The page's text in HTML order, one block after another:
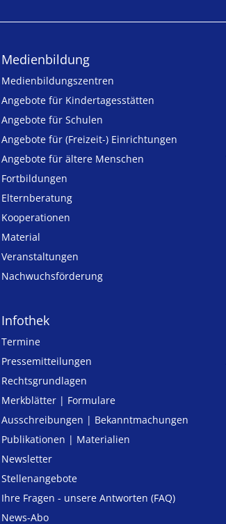
Medienbildung
Medien­bildungs­zentren
Angebote für Kinder­tages­stätten
Angebote für Schulen
Angebote für (Freizeit-) Ein­rich­tungen
Angebote für ältere Menschen
Fortbildungen
Elternberatung
Kooperationen
Material
Veranstaltungen
Nachwuchsförderung
Infothek
Termine
Pressemitteilungen
Rechtsgrundlagen
Merkblätter | Formulare
Ausschreibungen | Bekanntmachungen
Publikationen | Materialien
Newsletter
Stellenangebote
Ihre Fragen - unsere Antworten (FAQ)
News-Abo